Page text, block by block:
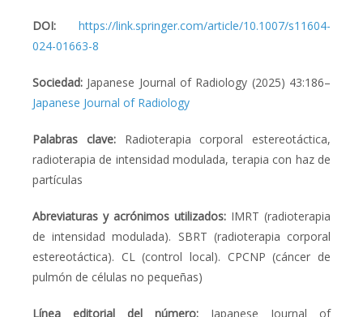
DOI:
https://link.springer.com/article/10.1007/s11604-
024-01663-8
Sociedad: Japanese Journal of Radiology (2025) 43:186–
Japanese Journal of Radiology
Palabras clave: Radioterapia corporal estereotáctica,
radioterapia de intensidad modulada, terapia con haz de
partículas
Abreviaturas y acrónimos utilizados: IMRT (radioterapia
de intensidad modulada). SBRT (radioterapia corporal
estereotáctica). CL (control local). CPCNP (cáncer de
pulmón de células no pequeñas)
Línea editorial del número: Japanese Journal of